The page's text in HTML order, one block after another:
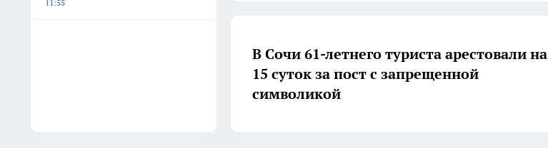
11:55
В Сочи 61-летнего туриста арестовали на
15 суток за пост с запрещенной
символикой